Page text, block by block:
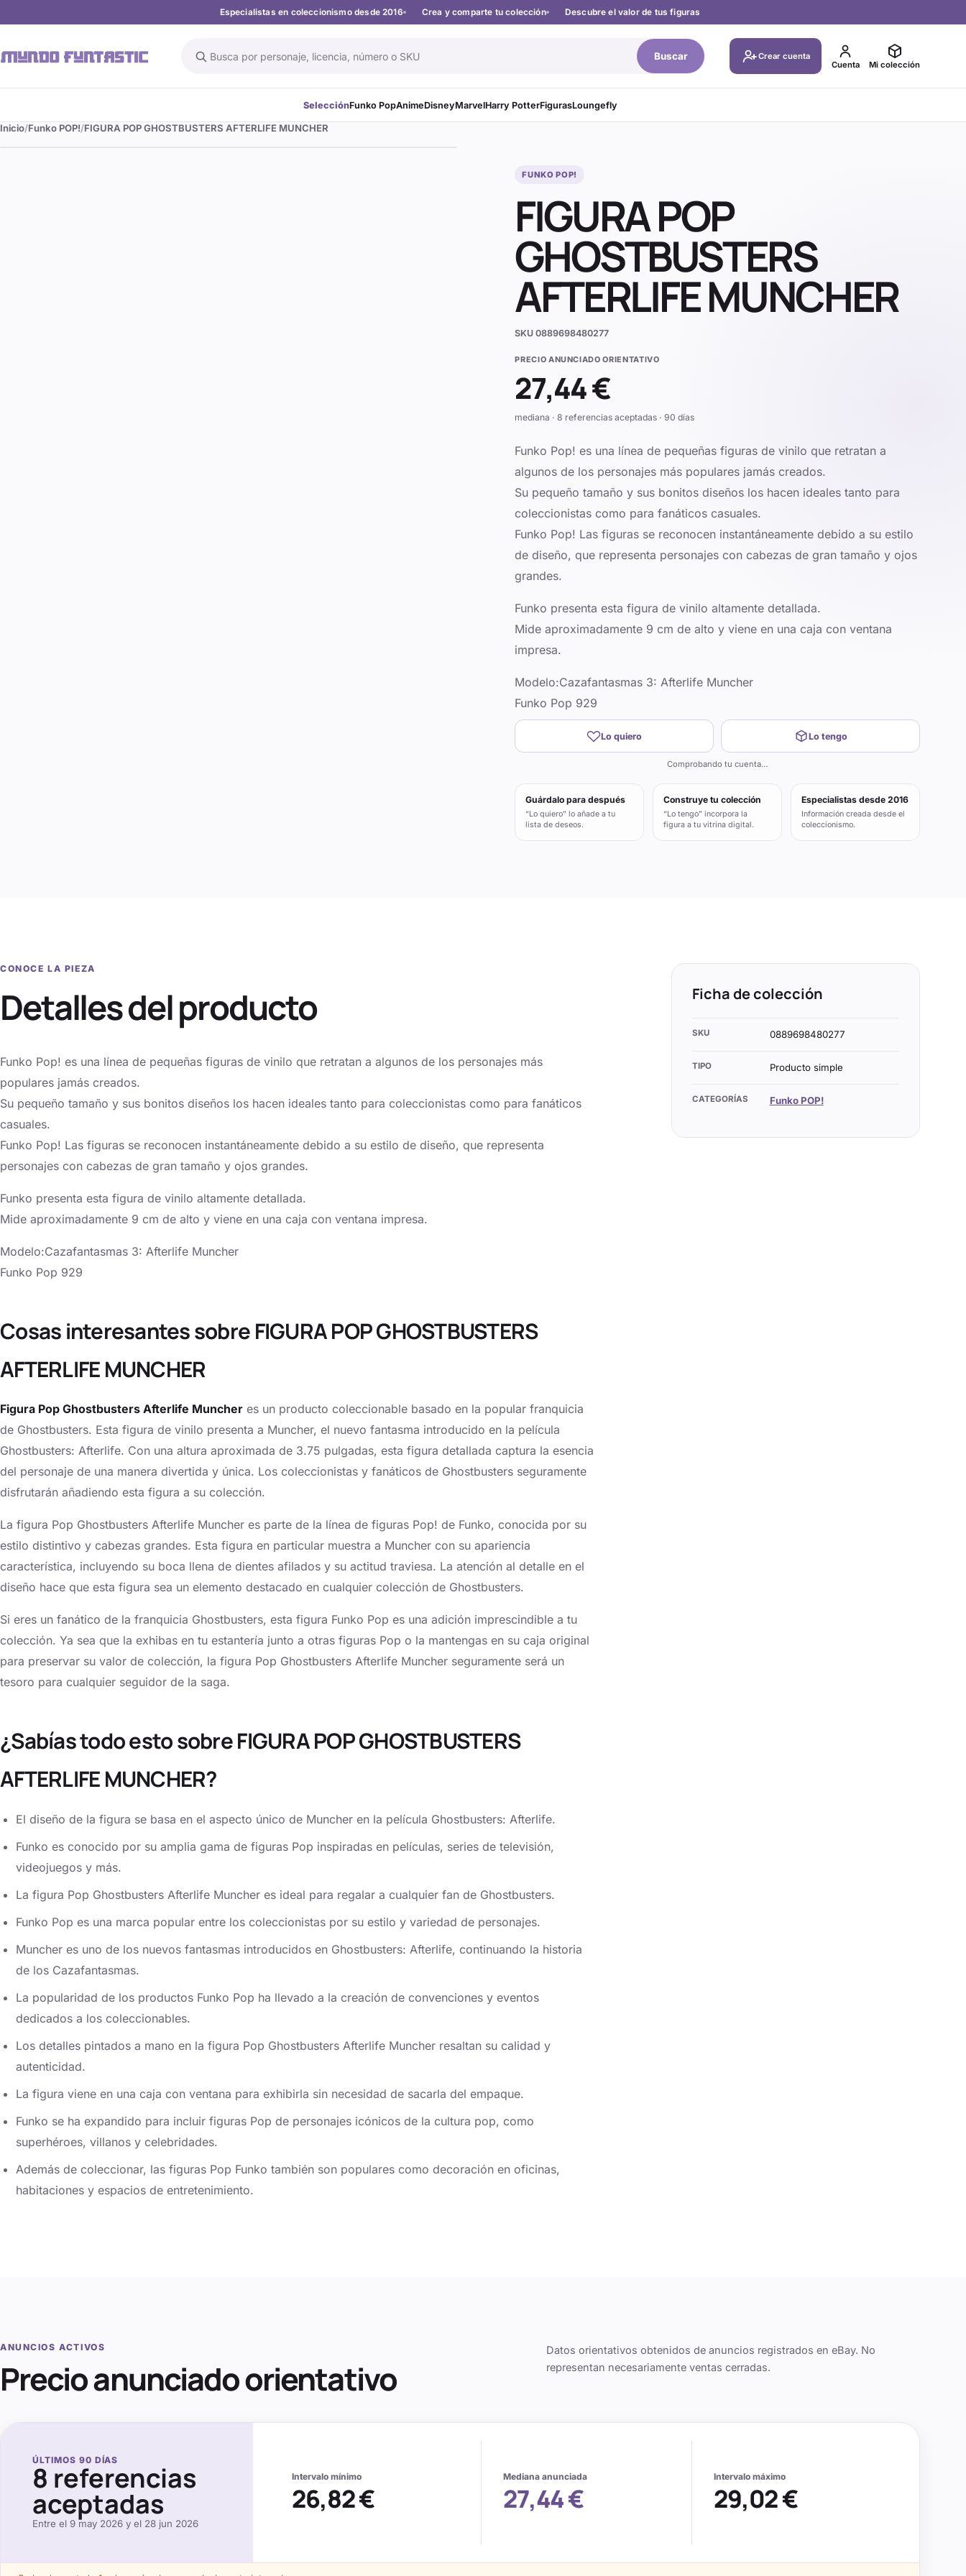
Especialistas en coleccionismo desde 2016 Crea y comparte tu colección Descubre el valor de tus figuras
Buscar en el catálogo Buscar
Crear cuenta
Cuenta
Mi colección
SelecciónFunko PopAnimeDisneyMarvelHarry PotterFigurasLoungefly
Inicio Funko POP! FIGURA POP GHOSTBUSTERS AFTERLIFE MUNCHER
FUNKO POP!
FIGURA POP
GHOSTBUSTERS
AFTERLIFE MUNCHER
SKU0889698480277
PRECIO ANUNCIADO ORIENTATIVO
27,44 €
mediana · 8 referencias aceptadas · 90 días
Funko Pop! es una línea de pequeñas figuras de vinilo que retratan a
algunos de los personajes más populares jamás creados.
Su pequeño tamaño y sus bonitos diseños los hacen ideales tanto para
coleccionistas como para fanáticos casuales.
Funko Pop! Las figuras se reconocen instantáneamente debido a su estilo
de diseño, que representa personajes con cabezas de gran tamaño y ojos
grandes.
Funko presenta esta figura de vinilo altamente detallada.
Mide aproximadamente 9 cm de alto y viene en una caja con ventana
impresa.
Modelo:Cazafantasmas 3: Afterlife Muncher
Funko Pop 929
Lo quiero Lo tengo
Comprobando tu cuenta…
Guárdalo para después
“Lo quiero” lo añade a tu
lista de deseos.
Construye tu colección
“Lo tengo” incorpora la
figura a tu vitrina digital.
Especialistas desde 2016
Información creada desde el
coleccionismo.
CONOCE LA PIEZA
Detalles del producto
Funko Pop! es una línea de pequeñas figuras de vinilo que retratan a algunos de los personajes más
populares jamás creados.
Su pequeño tamaño y sus bonitos diseños los hacen ideales tanto para coleccionistas como para fanáticos
casuales.
Funko Pop! Las figuras se reconocen instantáneamente debido a su estilo de diseño, que representa
personajes con cabezas de gran tamaño y ojos grandes.
Funko presenta esta figura de vinilo altamente detallada.
Mide aproximadamente 9 cm de alto y viene en una caja con ventana impresa.
Modelo:Cazafantasmas 3: Afterlife Muncher
Funko Pop 929
Cosas interesantes sobre FIGURA POP GHOSTBUSTERS
AFTERLIFE MUNCHER
Figura Pop Ghostbusters Afterlife Muncher es un producto coleccionable basado en la popular franquicia
de Ghostbusters. Esta figura de vinilo presenta a Muncher, el nuevo fantasma introducido en la película
Ghostbusters: Afterlife. Con una altura aproximada de 3.75 pulgadas, esta figura detallada captura la esencia
del personaje de una manera divertida y única. Los coleccionistas y fanáticos de Ghostbusters seguramente
disfrutarán añadiendo esta figura a su colección.
La figura Pop Ghostbusters Afterlife Muncher es parte de la línea de figuras Pop! de Funko, conocida por su
estilo distintivo y cabezas grandes. Esta figura en particular muestra a Muncher con su apariencia
característica, incluyendo su boca llena de dientes afilados y su actitud traviesa. La atención al detalle en el
diseño hace que esta figura sea un elemento destacado en cualquier colección de Ghostbusters.
Si eres un fanático de la franquicia Ghostbusters, esta figura Funko Pop es una adición imprescindible a tu
colección. Ya sea que la exhibas en tu estantería junto a otras figuras Pop o la mantengas en su caja original
para preservar su valor de colección, la figura Pop Ghostbusters Afterlife Muncher seguramente será un
tesoro para cualquier seguidor de la saga.
¿Sabías todo esto sobre FIGURA POP GHOSTBUSTERS
AFTERLIFE MUNCHER?
El diseño de la figura se basa en el aspecto único de Muncher en la película Ghostbusters: Afterlife.
Funko es conocido por su amplia gama de figuras Pop inspiradas en películas, series de televisión,
videojuegos y más.
La figura Pop Ghostbusters Afterlife Muncher es ideal para regalar a cualquier fan de Ghostbusters.
Funko Pop es una marca popular entre los coleccionistas por su estilo y variedad de personajes.
Muncher es uno de los nuevos fantasmas introducidos en Ghostbusters: Afterlife, continuando la historia
de los Cazafantasmas.
La popularidad de los productos Funko Pop ha llevado a la creación de convenciones y eventos
dedicados a los coleccionables.
Los detalles pintados a mano en la figura Pop Ghostbusters Afterlife Muncher resaltan su calidad y
autenticidad.
La figura viene en una caja con ventana para exhibirla sin necesidad de sacarla del empaque.
Funko se ha expandido para incluir figuras Pop de personajes icónicos de la cultura pop, como
superhéroes, villanos y celebridades.
Además de coleccionar, las figuras Pop Funko también son populares como decoración en oficinas,
habitaciones y espacios de entretenimiento.
Ficha de colección
SKU 0889698480277
TIPO Producto simple
CATEGORÍAS Funko POP!
ANUNCIOS ACTIVOS
Precio anunciado orientativo
Datos orientativos obtenidos de anuncios registrados en eBay. No
representan necesariamente ventas cerradas.
ÚLTIMOS 90 DÍAS
8 referencias
aceptadas
Entre el 9 may 2026 y el 28 jun 2026
Intervalo mínimo
26,82 €
Mediana anunciada
27,44 €
Intervalo máximo
29,02 €